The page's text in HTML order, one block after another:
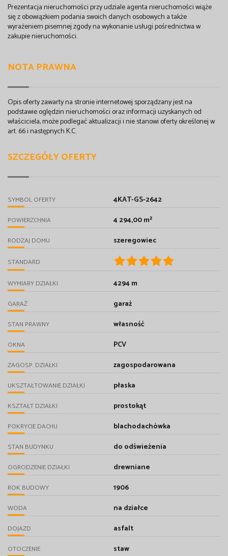
Prezentacja nieruchomości przy udziale agenta nieruchomości wiąże
się z obowiązkiem podania swoich danych osobowych a także
wyrażeniem pisemnej zgody na wykonanie usługi pośrednictwa w
zakupie nieruchomości.
NOTA PRAWNA
Opis oferty zawarty na stronie internetowej sporządzany jest na
podstawie oględzin nieruchomości oraz informacji uzyskanych od
właściciela, może podlegać aktualizacji i nie stanowi oferty określonej w
art. 66 i następnych K.C.
SZCZEGÓŁY OFERTY
SYMBOL OFERTY 4KAT-GS-2642
POWIERZCHNIA 4 294,00 m²
RODZAJ DOMU szeregowiec
STANDARD
WYMIARY DZIAŁKI 4294 m
GARAŻ garaż
STAN PRAWNY własność
OKNA PCV
ZAGOSP. DZIAŁKI zagospodarowana
UKSZTAŁTOWANIE DZIAŁKI płaska
KSZTAŁT DZIAŁKI prostokąt
POKRYCIE DACHU blachodachówka
STAN BUDYNKU do odświeżenia
OGRODZENIE DZIAŁKI drewniane
ROK BUDOWY 1906
WODA na działce
DOJAZD asfalt
OTOCZENIE staw